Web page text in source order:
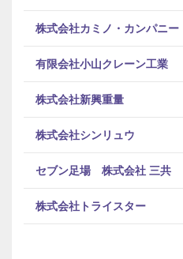
株式会社カミノ・カンパニー
有限会社小山クレーン工業
株式会社新興重量
株式会社シンリュウ
セブン足場 株式会社 三共
株式会社トライスター